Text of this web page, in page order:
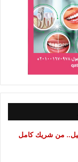
“”إسرائيل.. من شريك كامل